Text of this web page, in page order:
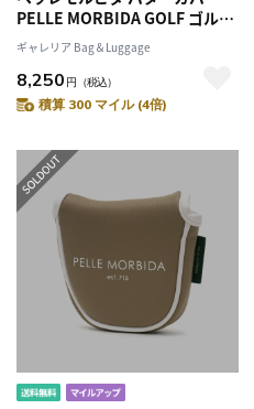
PELLE MORBIDA GOLF ゴルフ
パターケース ヘッドカバー ク
ラブカバー ゴルフクラブヘッド
カバー ゴルフクラブ カバー 合
成皮革 合皮 パター パター用 マ
ギャレリア Bag＆Luggage
8,250 円 （税込）
積算 300 マイル (4倍)